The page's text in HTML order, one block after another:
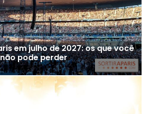
em julho de 2027: os que você
não pode perder